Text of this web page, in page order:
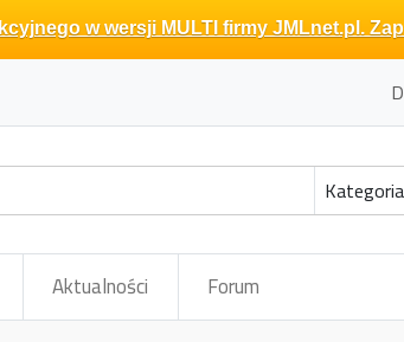
w wersji MULTI firmy JMLnet.pl.
Aktualności Forum